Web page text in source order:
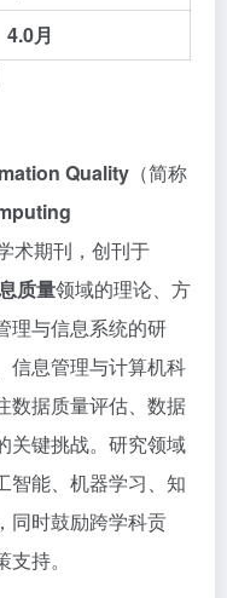
4.0月
Quality （简称
术期刊，创刊于
质量领域的理论、方
理与信息系统的研
信息管理与计算机科
数据质量评估、数据
关键挑战。研究领域
智能、机器学习、知
同时鼓励跨学科贡
持。